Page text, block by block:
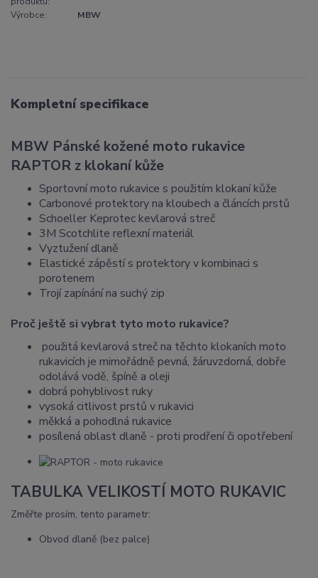
Výrobce: MBW
Kompletní specifikace
MBW Pánské kožené moto rukavice
RAPTOR z klokaní kůže
Sportovní moto rukavice s použitím klokaní kůže
Carbonové protektory na kloubech a článcích prstů
Schoeller Keprotec kevlarová streč
3M Scotchlite reflexní materiál
Vyztužení dlaně
Elastické zápěstí s protektory v kombinaci s
porotenem
Trojí zapínání na suchý zip
Proč ještě si vybrat tyto moto rukavice?
použitá kevlarová streč na těchto klokaních moto
rukavicích je mimořádně pevná, žáruvzdorná, dobře
odolává vodě, špíně a oleji
dobrá pohyblivost ruky
vysoká citlivost prstů v rukavici
měkká a pohodlná rukavice
posílená oblast dlaně - proti prodření či opotřebení
TABULKA VELIKOSTÍ MOTO RUKAVIC
Změřte prosím, tento parametr:
Obvod dlaně (bez palce)